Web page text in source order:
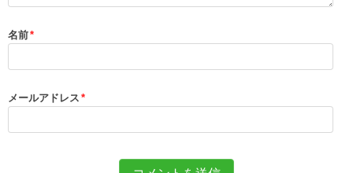
名前*
メールアドレス *